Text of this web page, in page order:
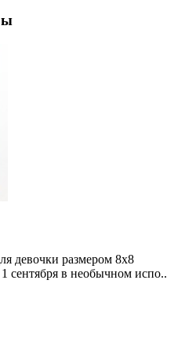
девочки размером 8х8
сентября в необычном испо..